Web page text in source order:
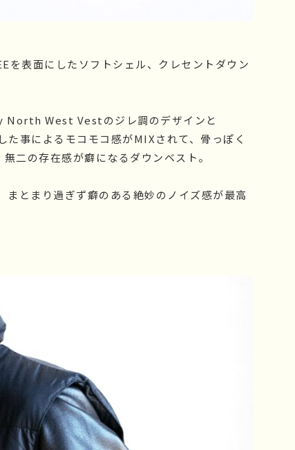
を表面にしたソフトシェル、クレセントダウン
North West Vestのジレ調のデザインと
事によるモコモコ感がMIXされて、骨っぽく
二の存在感が癖になるダウンベスト。
とまり過ぎず癖のある絶妙のノイズ感が最高